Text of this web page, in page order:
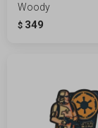
Woody
$ 349